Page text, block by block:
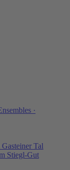
·
Tal
Stiegl-Gut